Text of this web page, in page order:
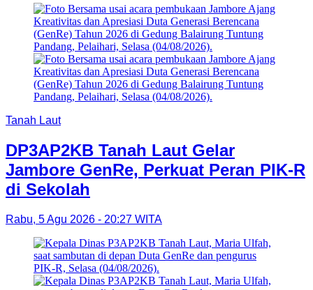
Tanah Laut
DP3AP2KB Tanah Laut Gelar
Jambore GenRe, Perkuat Peran PIK-R
di Sekolah
Rabu, 5 Agu 2026 - 20:27 WITA